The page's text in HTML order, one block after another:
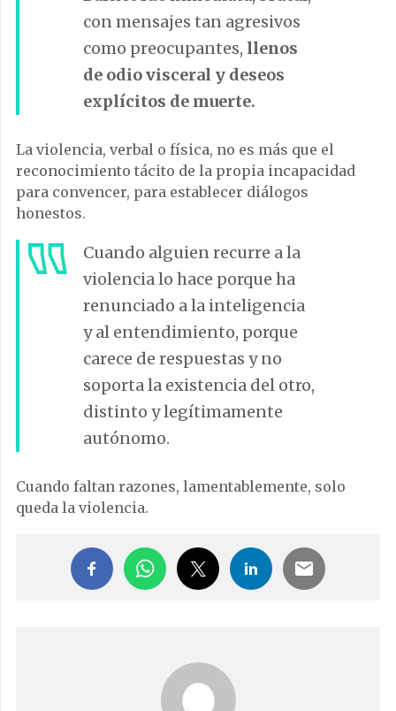
con mensajes tan agresivos
como preocupantes, llenos
de odio visceral y deseos
explícitos de muerte.
La violencia, verbal o física, no es más que el
reconocimiento tácito de la propia incapacidad
para convencer, para establecer diálogos
honestos.
Cuando alguien recurre a la
violencia lo hace porque ha
renunciado a la inteligencia
y al entendimiento, porque
carece de respuestas y no
soporta la existencia del otro,
distinto y legítimamente
autónomo.
Cuando faltan razones, lamentablemente, solo
queda la violencia.